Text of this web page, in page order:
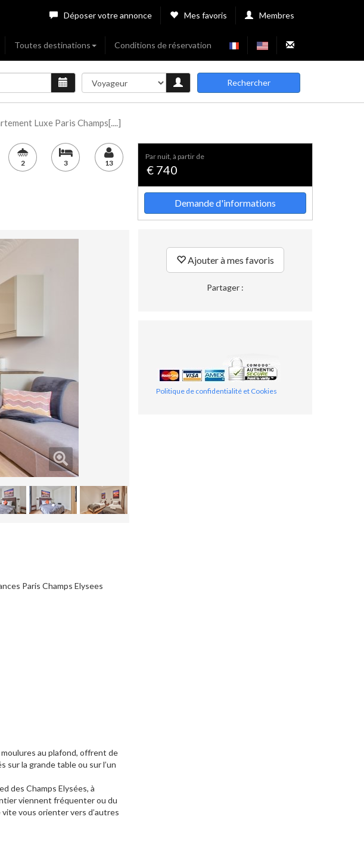
Déposer votre annonce Mes favoris Membres
Toutes destinations Conditions de réservation
Rechercher
Luxe Paris Champs[....]
2 3 13
Paris Champs Elysees
au plafond, offrent de
la grande table ou sur l’un
des Champs Elysées, à
viennent fréquenter ou du
vous orienter vers d’autres
par nuit, à partir de
€ 740
Demande d'informations
Ajouter à mes favoris
Partager :
Politique de confidentialité et Cookies